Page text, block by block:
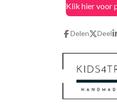
e
b
o
Klik hier voor
Delen Deel